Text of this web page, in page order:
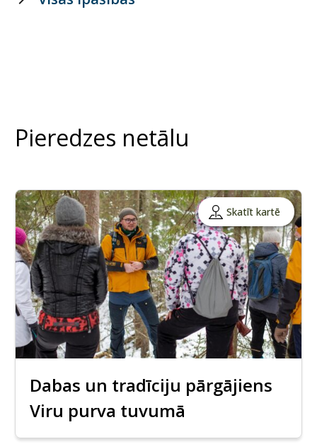
Pieredzes netālu
Skatīt kartē
Dabas un tradīciju pārgājiens
Viru purva tuvumā